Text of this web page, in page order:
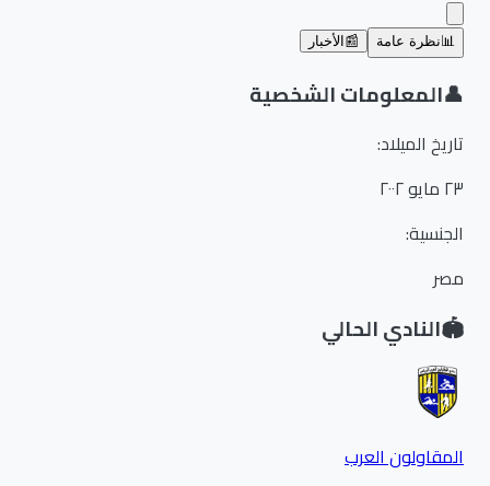
نظرة عامة 📰 الأخبار
المعلومات الشخصية
تاريخ الميلاد:
الجنسية:
مصر
النادي الحالي
المقاولون العرب